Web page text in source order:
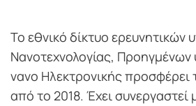
Το εθνικό δίκτυο
Νανοτεχνολογίας, Προηγμένων
νανο Ηλεκτρονικής προσφέρει
από το 2018. Έχει συνεργαστεί